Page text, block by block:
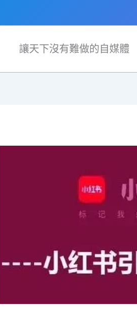
讓天下沒有難做的自媒體